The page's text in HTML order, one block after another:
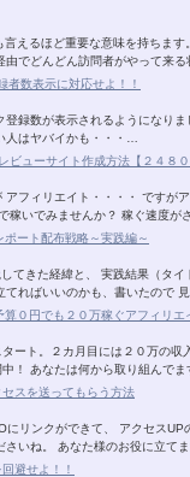
えるほど重要な意味を持ちま
でどんどん訪問者がやって来
者数表示に対応せよ！！
録数が表示されるようになり
人はヤバイかも・・・…
ューサイト作成方法【２４８
フィリエイト・・・・ ですが
稼いでみませんか？ 稼ぐ速度が
ート配布戦略～実践編～
てきた経緯と、 実践結果（タ
ればいいのかも、書いたので
０円でも２０万稼ぐアフィリエ
ート。２カ月目には２０万の
！ あなたは何から取り組んで
スを送ってもらう方法
にリンクができて、 アクセス
いね。 あなた様のお役に立て
避せよ！！